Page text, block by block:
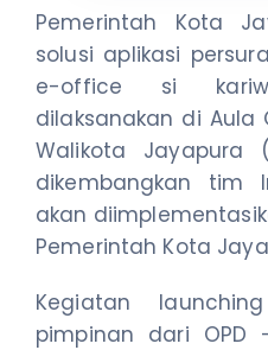
Pemerintah Kota
solusi aplikasi
e-office si
dilaksanakan di Aula
Walikota Jayapura
dikembangkan tim
akan
Pemerintah Kota
Kegiatan
pimpinan dari OPD